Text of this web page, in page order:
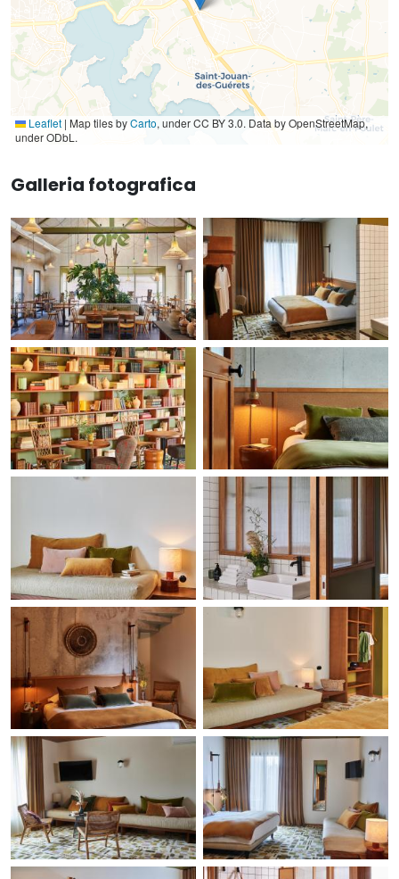
Leaflet | Map tiles byCarto, under CC BY 3.0. Data by OpenStreetMap,
under ODbL.
Galleria fotografica